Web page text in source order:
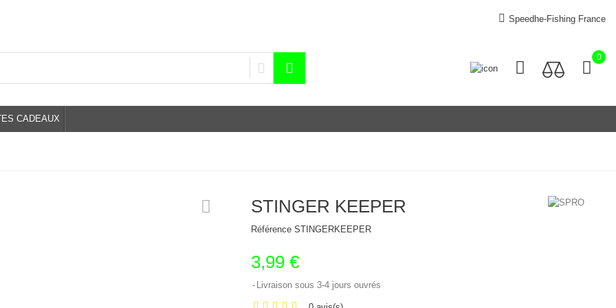
Speedhe-Fishing France
0
CADEAUX
STINGER KEEPER
Référence STINGERKEEPER
3,99 €
Livraison sous 3-4 jours ouvrés